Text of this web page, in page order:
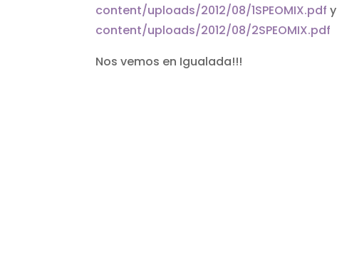
content/uploads/2012/08/1SPEOMIX.pdf y
content/uploads/2012/08/2SPEOMIX.pdf
Nos vemos en Igualada!!!